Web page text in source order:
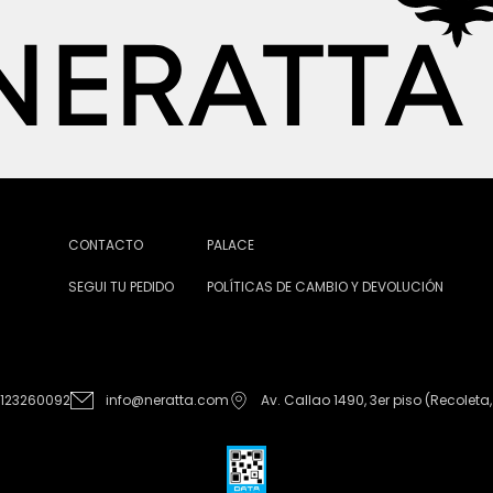
CONTACTO PALACE
SEGUI TU PEDIDO POLÍTICAS DE CAMBIO Y DEVOLUCIÓN
info@neratta.com Av. Callao 1490, 3er piso (Recoleta,